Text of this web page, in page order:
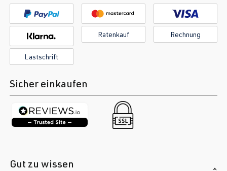
Ratenkauf Rechnung
Lastschrift
Sicher einkaufen
Gut zu wissen